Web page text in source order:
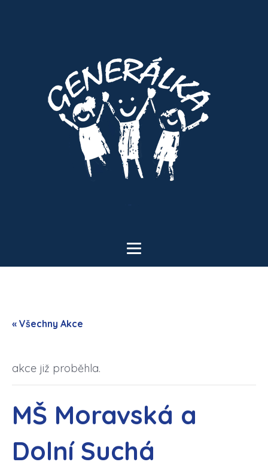
« Všechny Akce
akce již proběhla.
MŠ Moravská a
Dolní Suchá